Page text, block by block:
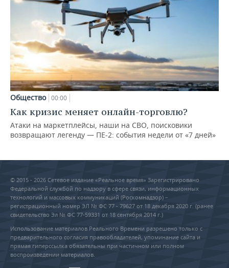
Общество 00:00
Как кризис меняет онлайн-торговлю?
Атаки на маркетплейсы, наши на СВО, поисковики
возвращают легенду — ПЕ-2: события недели от «7 дней»
© 2015 - 2026 Сетевое издание «Реальное время» Зарегистрировано
Федеральной службой по надзору в сфере связи, информационных
технологий и массовых коммуникаций (Роскомнадзор) –
регистрационный номер ЭЛ № ФС 77 - 79627 от 18 декабря 2020 г. (ранее
свидетельство Эл № ФС 77-59331 от 18 сентября 2014 г.)
Использование материалов Реального Времени разрешено только с
предварительного согласия правообладателей, упоминание сайта и
прямая гиперссылка обязательны при частичном или полном
воспроизведении материалов.